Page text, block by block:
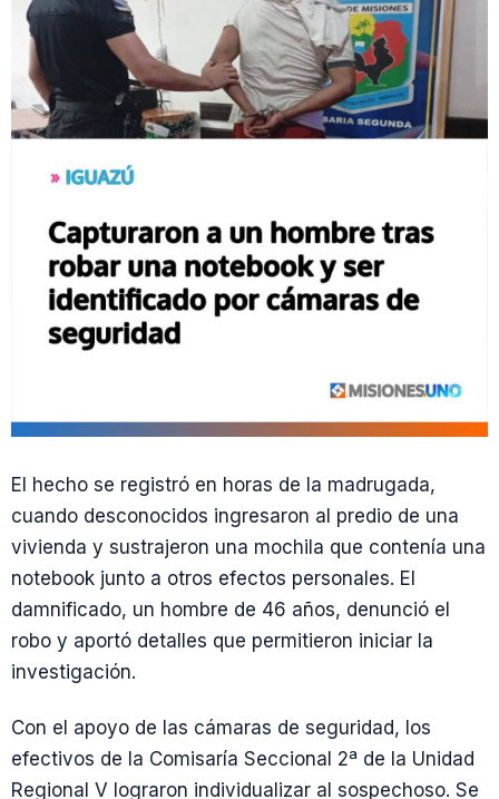
El hecho se registró en horas de la madrugada,
cuando desconocidos ingresaron al predio de una
vivienda y sustrajeron una mochila que contenía una
notebook junto a otros efectos personales. El
damnificado, un hombre de 46 años, denunció el
robo y aportó detalles que permitieron iniciar la
investigación.
Con el apoyo de las cámaras de seguridad, los
efectivos de la Comisaría Seccional 2ª de la Unidad
Regional V lograron individualizar al sospechoso. Se